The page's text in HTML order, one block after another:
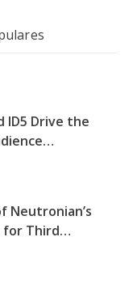
ID5 Drive the
Neutronian’s
for Third